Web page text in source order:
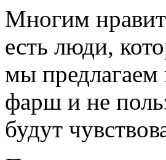
Многим
есть люди,
мы
фарш и не
будут